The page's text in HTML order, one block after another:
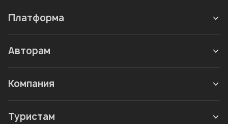
Платформа
Авторам
Компания
Туристам